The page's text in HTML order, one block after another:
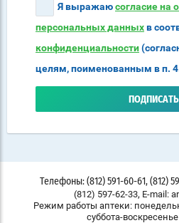
Я выражаюсогласие на
персональных данныхв
конфиденциальности
целям, поименованным в п.
Телефоны: (812) 591-60-61, (812)
(812) 597-62-33, E-mail:
Режим работы аптеки:
суббота-